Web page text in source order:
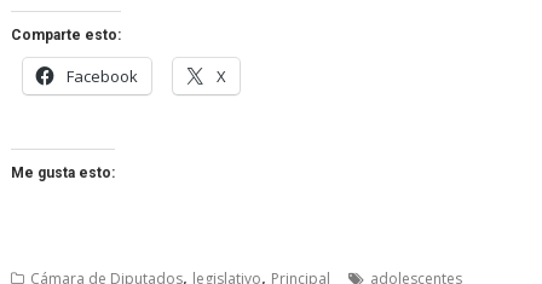
Comparte esto:
Facebook X
Me gusta esto:
Cámara de Diputados, legislativo, Principal
adolescentes